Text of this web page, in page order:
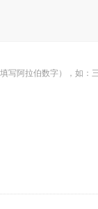
写阿拉伯数字），如：